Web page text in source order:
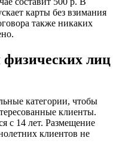
карты без взимания
также никаких
лиц
категории, чтобы
клиенты.
с 14 лет. Размещение
клиентов не